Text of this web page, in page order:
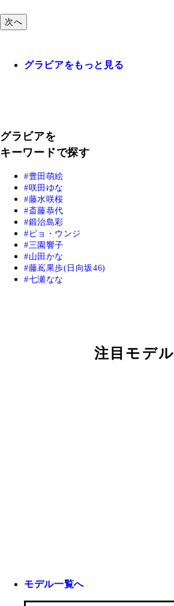
次へ
グラビアをもっと見る
グラビアを
キーワードで探す
豊田萌絵
咲田ゆな
藤水咲桜
斎藤恭代
鍛治島彩
ピョ・ウンジ
三園響子
山田かな
藤嶌果歩(日向坂46)
七瀬なな
注目モデル
モデル一覧へ